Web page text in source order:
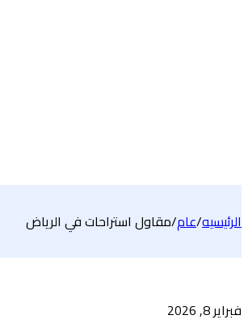
الرئيسيه/عام/مقاول استراحات في الرياض
فبراير 8, 2026